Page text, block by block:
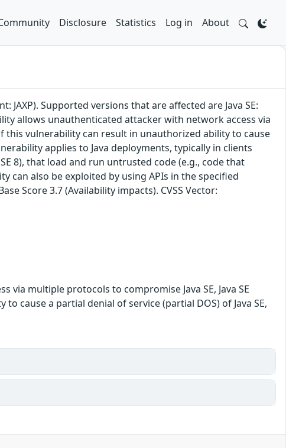
Disclosure Statistics Log in About
JAXP). Supported versions that are affected are Java SE:
allows unauthenticated attacker with network access via
this vulnerability can result in unauthorized ability to cause
applies to Java deployments, typically in clients
8), that load and run untrusted code (e.g., code that
can also be exploited by using APIs in the specified
Score 3.7 (Availability impacts). CVSS Vector:
multiple protocols to compromise Java SE, Java SE
cause a partial denial of service (partial DOS) of Java SE,